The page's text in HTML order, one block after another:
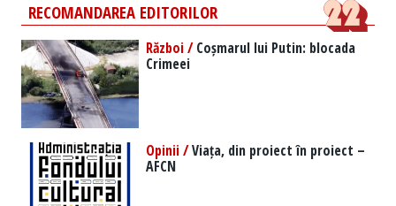
RECOMANDAREA EDITORILOR
Război /Coșmarul lui Putin: blocada
Crimeei
Opinii /Viața, din proiect în proiect –
AFCN